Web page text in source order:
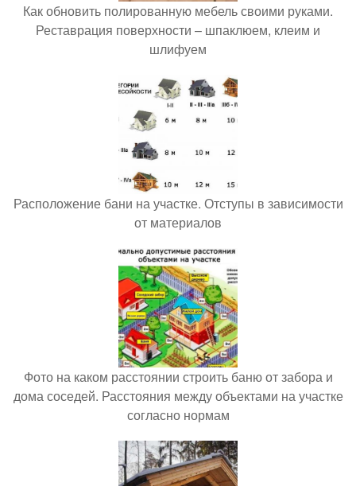
Как обновить полированную мебель своими руками.
Реставрация поверхности – шпаклюем, клеим и
шлифуем
Расположение бани на участке. Отступы в зависимости
от материалов
Фото на каком расстоянии строить баню от забора и
дома соседей. Расстояния между объектами на участке
согласно нормам